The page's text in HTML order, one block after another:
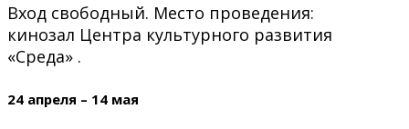
Вход свободный. Место проведения:
кинозал Центра культурного развития
«Среда» .
24 апреля – 14 мая